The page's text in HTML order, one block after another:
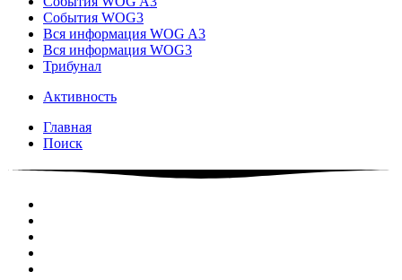
События WOG3
Вся информация WOG A3
Вся информация WOG3
Трибунал
Активность
Главная
Поиск